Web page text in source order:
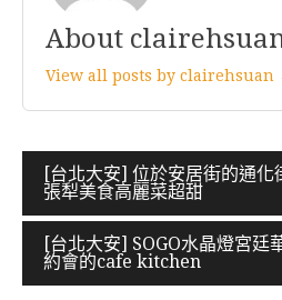
About
View all posts by clairehsuan
文
章
導
覽
[台北大安] 位於安居街的通化
張犁美食高麗菜超甜
[台北大安] SOGO水晶燈宮廷
約會的cafe kitchen